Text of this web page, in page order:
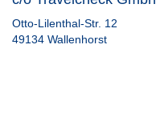
Otto-Lilenthal-Str. 12
49134 Wallenhorst